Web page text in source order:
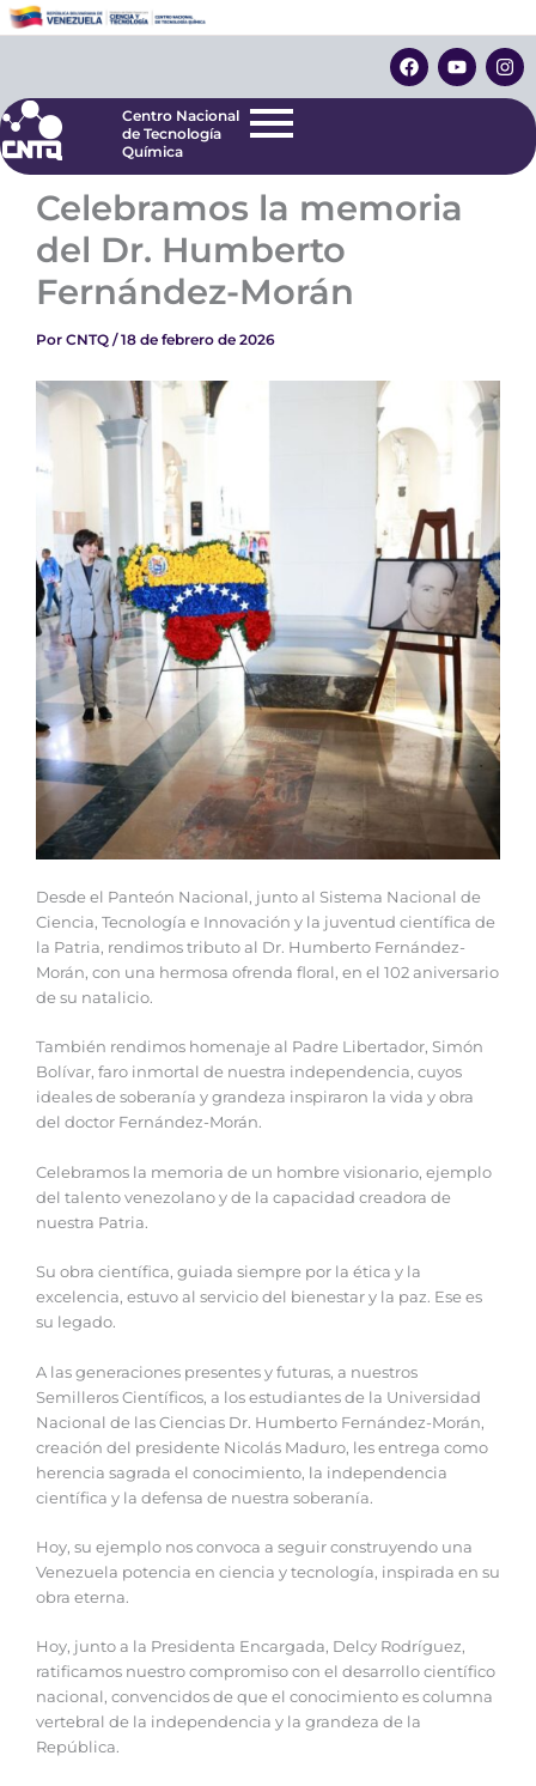
al
F
a
c
o
Y
o
u
e
I
n
s
r
Centro Nacional
de Tecnología
Centro Nacional
de Tecnología
Química
Celebramos la memoria
del Dr. Humberto
Fernández-Morán
Por CNTQ /18 de febrero de 2026
Desde el Panteón Nacional, junto al Sistema Nacional de
Ciencia, Tecnología e Innovación y la juventud científica de
la Patria, rendimos tributo al Dr. Humberto Fernández-
Morán, con una hermosa ofrenda floral, en el 102 aniversario
de su natalicio.
También rendimos homenaje al Padre Libertador, Simón
Bolívar, faro inmortal de nuestra independencia, cuyos
ideales de soberanía y grandeza inspiraron la vida y obra
del doctor Fernández-Morán.
Celebramos la memoria de un hombre visionario, ejemplo
del talento venezolano y de la capacidad creadora de
nuestra Patria.
Su obra científica, guiada siempre por la ética y la
excelencia, estuvo al servicio del bienestar y la paz. Ese es
su legado.
A las generaciones presentes y futuras, a nuestros
Semilleros Científicos, a los estudiantes de la Universidad
Nacional de las Ciencias Dr. Humberto Fernández-Morán,
creación del presidente Nicolás Maduro, les entrega como
herencia sagrada el conocimiento, la independencia
científica y la defensa de nuestra soberanía.
Hoy, su ejemplo nos convoca a seguir construyendo una
Venezuela potencia en ciencia y tecnología, inspirada en su
obra eterna.
Hoy, junto a la Presidenta Encargada, Delcy Rodríguez,
ratificamos nuestro compromiso con el desarrollo científico
nacional, convencidos de que el conocimiento es columna
vertebral de la independencia y la grandeza de la
República.